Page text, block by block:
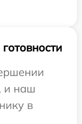
и наш
в